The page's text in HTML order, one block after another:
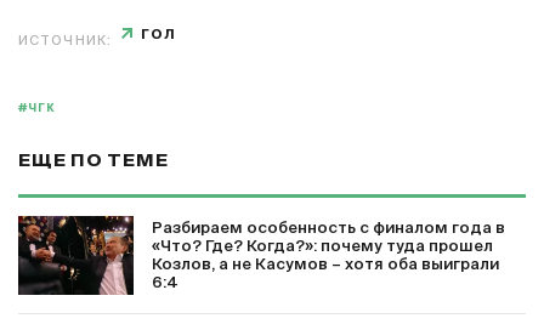
ИСТОЧНИК: ГОЛ
#ЧГК
ЕЩЕ ПО ТЕМЕ
Разбираем особенность с финалом года в
«Что? Где? Когда?»: почему туда прошел
Козлов, а не Касумов – хотя оба выиграли
6:4